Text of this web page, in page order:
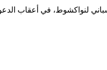
لنواكشوط، في أعقاب